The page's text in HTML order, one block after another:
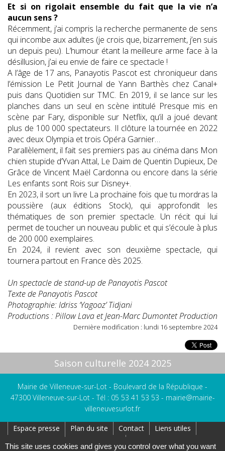
Et si on rigolait ensemble du fait que la vie n’a
aucun sens ?
Récemment, j’ai compris la recherche permanente de sens
qui incombe aux adultes (je crois que, bizarrement, j’en suis
un depuis peu). L’humour étant la meilleure arme face à la
désillusion, j’ai eu envie de faire ce spectacle !
A l’âge de 17 ans, Panayotis Pascot est chroniqueur dans
l’émission Le Petit Journal de Yann Barthès chez Canal+
puis dans Quotidien sur TMC. En 2019, il se lance sur les
planches dans un seul en scène intitulé Presque mis en
scène par Fary, disponible sur Netflix, qu’il a joué devant
plus de 100 000 spectateurs. Il clôture la tournée en 2022
avec deux Olympia et trois Opéra Garnier…
Parallèlement, il fait ses premiers pas au cinéma dans Mon
chien stupide d’Yvan Attal, Le Daim de Quentin Dupieux, De
Grâce de Vincent Maël Cardonna ou encore dans la série
Les enfants sont Rois sur Disney+.
En 2023, il sort un livre La prochaine fois que tu mordras la
poussière (aux éditions Stock), qui approfondit les
thématiques de son premier spectacle. Un récit qui lui
permet de toucher un nouveau public et qui s’écoule à plus
de 200 000 exemplaires.
En 2024, il revient avec son deuxième spectacle, qui
tournera partout en France dès 2025.
Un spectacle de stand-up de Panayotis Pascot
Texte de Panayotis Pascot
Photographie: Idriss ‘Yagooz’ Tidjani
Productions : Pillow Lava et Jean-Marc Dumontet Production
Dernière modification : lundi 16 septembre 2024
Saison culturelle 2024 2025
Mairie de Villeneuve-sur-Lot - Boulevard de la République -
47300 Villeneuve-sur-Lot - Tél : 05 53 41 53 53 - mairie@mairie-
villeneuvesurlot.fr
Espace presse Plan du site Contact
Liens utiles
This site uses cookies and gives you control over what you want